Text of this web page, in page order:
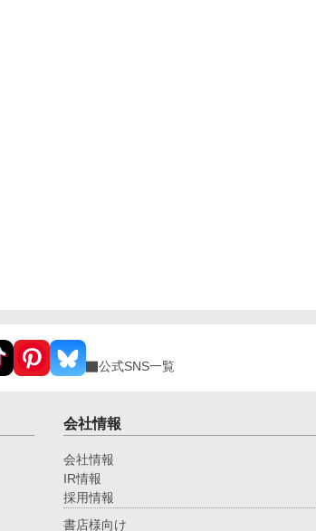
公式SNS一覧
会社情報
会社情報
IR情報
採用情報
書店様向け